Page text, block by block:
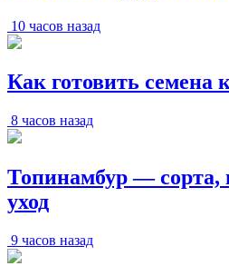
10 часов назад
Как готовить семена
8 часов назад
Топинамбур —
уход
9 часов назад